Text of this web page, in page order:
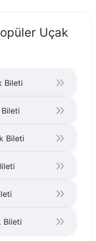
Uçak
Bileti
Bileti
Bileti